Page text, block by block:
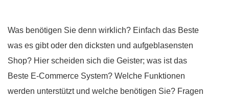
Was benötigen Sie denn wirklich? Einfach das Beste
was es gibt oder den dicksten und aufgeblasensten
Shop? Hier scheiden sich die Geister; was ist das
Beste E-Commerce System? Welche Funktionen
werden unterstützt und welche benötigen Sie? Fragen